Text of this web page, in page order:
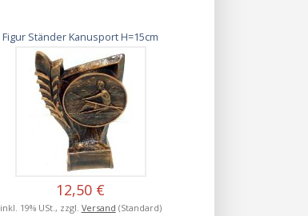
Figur Ständer Kanusport H=15cm
12,50 €
inkl. 19% USt., zzgl. Versand (Standard)